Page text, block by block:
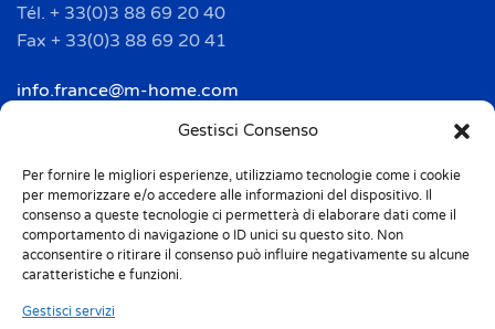
Gestisci Consenso
Per fornire le migliori esperienze, utilizziamo tecnologie come i cookie
per memorizzare e/o accedere alle informazioni del dispositivo. Il
consenso a queste tecnologie ci permetterà di elaborare dati come il
comportamento di navigazione o ID unici su questo sito. Non
acconsentire o ritirare il consenso può influire negativamente su alcune
caratteristiche e funzioni.
Gestisci servizi
Tél. + 33(0)3 88 69 20 40
Fax + 33(0)3 88 69 20 41
info.france@m-home.com
Address: Ctra de Girona, km. 101.5
E-17160 Angles (Girona)
Tel. + 34 9 72 42 32 50
Fax + 34 9 72 42 30 50
info.spain@m-home.com